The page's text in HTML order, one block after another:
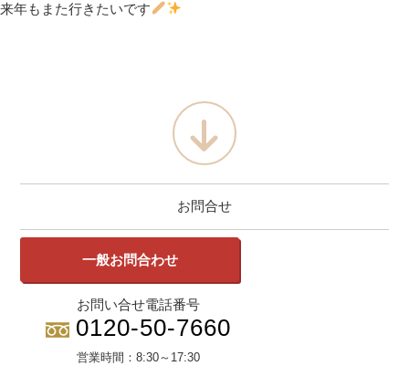
来年もまた行きたいです
お問合せ
一般お問合わせ
お問い合せ電話番号
0120-50-7660
営業時間： 8:30～17:30